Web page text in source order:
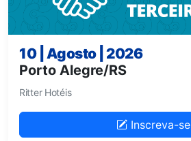
10 | Agosto | 2026
Porto Alegre/RS
Ritter Hotéis
Inscreva-se